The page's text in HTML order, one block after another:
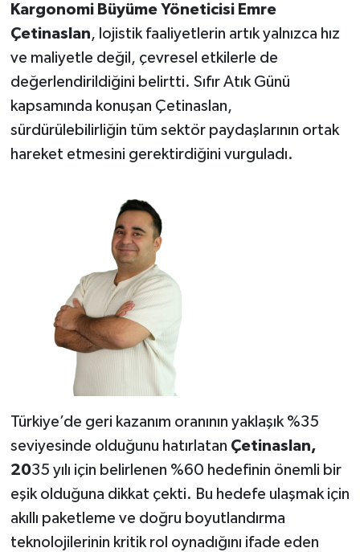
Kargonomi Büyüme Yöneticisi Emre
Çetinaslan, lojistik faaliyetlerin artık yalnızca hız
ve maliyetle değil, çevresel etkilerle de
değerlendirildiğini belirtti. Sıfır Atık Günü
kapsamında konuşan Çetinaslan,
sürdürülebilirliğin tüm sektör paydaşlarının ortak
hareket etmesini gerektirdiğini vurguladı.
Türkiye’de geri kazanım oranının yaklaşık %35
seviyesinde olduğunu hatırlatan Çetinaslan,
2035 yılı için belirlenen %60 hedefinin önemli bir
eşik olduğuna dikkat çekti. Bu hedefe ulaşmak için
akıllı paketleme ve doğru boyutlandırma
teknolojilerinin kritik rol oynadığını ifade eden